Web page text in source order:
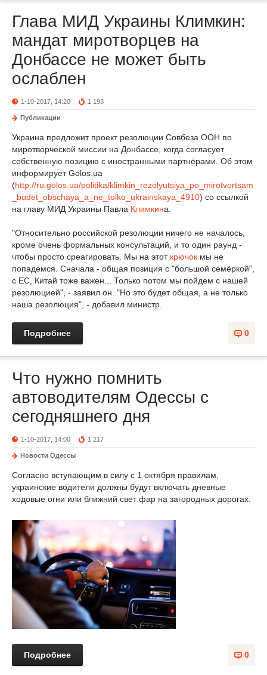
Глава МИД Украины Климкин:
мандат миротворцев на
Донбассе не может быть
ослаблен
1-10-2017, 14:20 1 193
Публикации
Украина предложит проект резолюции Совбеза ООН по
миротворческой миссии на Донбассе, когда согласует
собственную позицию с иностранными партнёрами. Об этом
информирует Golos.ua
(http://ru.golos.ua/politika/klimkin_rezolyutsiya_po_mirotvortsam
_budet_obschaya_a_ne_tolko_ukrainskaya_4910) со ссылкой
на главу МИД Украины Павла Климкина.
"Относительно российской резолюции ничего не началось,
кроме очень формальных консультаций, и то один раунд -
чтобы просто среагировать. Мы на этот крючок мы не
попадемся. Сначала - общая позиция с "большой семёркой",
с ЕС, Китай тоже важен... Только потом мы пойдем с нашей
резолюцией", - заявил он. "Но это будет общая, а не только
наша резолюция", - добавил министр.
0
Подробнее
Что нужно помнить
автоводителям Одессы с
сегодняшнего дня
1-10-2017, 14:00 1 217
Новости Одессы
Согласно вступающим в силу с 1 октября правилам,
украинские водители должны будут включать дневные
ходовые огни или ближний свет фар на загородных дорогах.
0
Подробнее